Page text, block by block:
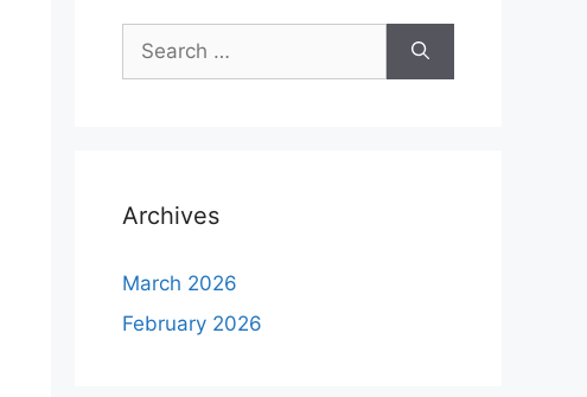
Search
for:
Archives
March 2026
February 2026